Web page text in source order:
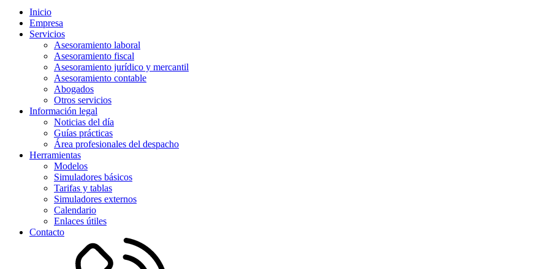
Inicio
Empresa
Servicios
Asesoramiento laboral
Asesoramiento fiscal
Asesoramiento jurídico y mercantil
Asesoramiento contable
Abogados
Otros servicios
Información legal
Noticias del día
Guías prácticas
Área profesionales del despacho
Herramientas
Modelos
Simuladores básicos
Tarifas y tablas
Simuladores externos
Calendario
Enlaces útiles
Contacto